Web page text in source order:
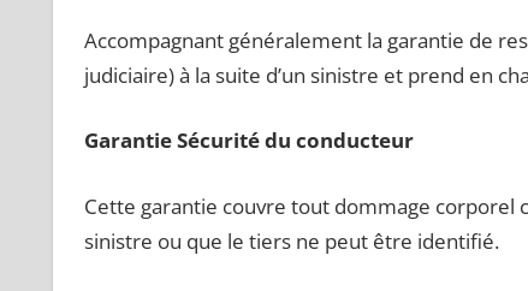
Accompagnant généralement la garantie de
judiciaire) à la suite d’un sinistre et prend en
Garantie Sécurité du conducteur
Cette garantie couvre tout dommage corporel
sinistre ou que le tiers ne peut être identifié.